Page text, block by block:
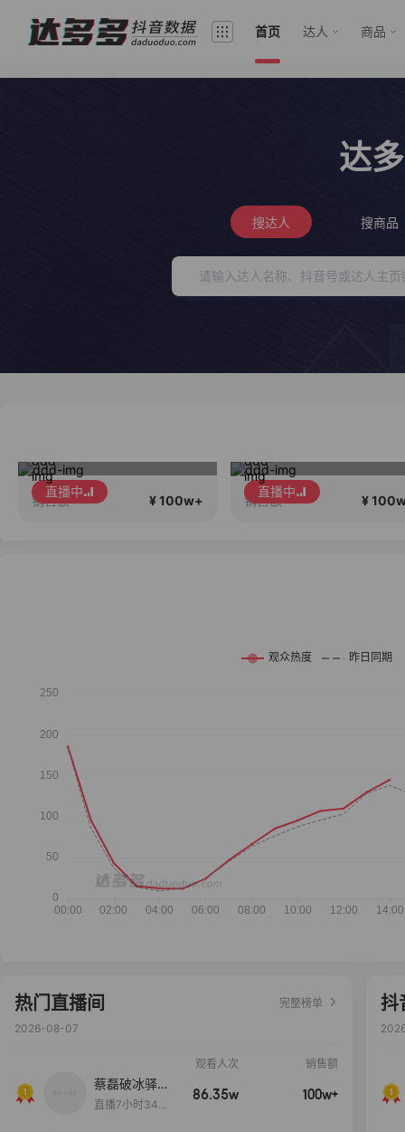
首页 达人 商品
达
搜达人 搜商品
直播中
销售额 ¥ 100w+
直播中
销售额 ¥
热门直播间
完整榜单
2026-08-07
观看人次 销售额
蔡磊破冰驿站
直播间好物分
直播7小时34分
86.35w 100w+
抖